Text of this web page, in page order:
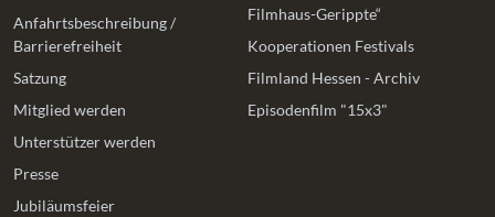
Anfahrtsbeschreibung /
Barrierefreiheit
Satzung
Mitglied werden
Unterstützer werden
Presse
Jubiläumsfeier
Filmhaus-Gerippte“
Kooperationen Festivals
Filmland Hessen - Archiv
Episodenfilm "15x3"